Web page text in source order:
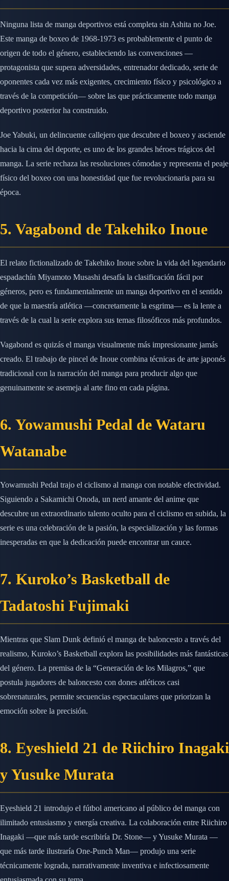
Ninguna lista de manga deportivos está completa sin Ashita no Joe.
Este manga de boxeo de 1968-1973 es probablemente el punto de
origen de todo el género, estableciendo las convenciones —
protagonista que supera adversidades, entrenador dedicado, serie de
oponentes cada vez más exigentes, crecimiento físico y psicológico a
través de la competición— sobre las que prácticamente todo manga
deportivo posterior ha construido.
Joe Yabuki, un delincuente callejero que descubre el boxeo y asciende
hacia la cima del deporte, es uno de los grandes héroes trágicos del
manga. La serie rechaza las resoluciones cómodas y representa el peaje
físico del boxeo con una honestidad que fue revolucionaria para su
época.
5. Vagabond de Takehiko Inoue
El relato fictionalizado de Takehiko Inoue sobre la vida del legendario
espadachín Miyamoto Musashi desafía la clasificación fácil por
géneros, pero es fundamentalmente un manga deportivo en el sentido
de que la maestría atlética —concretamente la esgrima— es la lente a
través de la cual la serie explora sus temas filosóficos más profundos.
Vagabond es quizás el manga visualmente más impresionante jamás
creado. El trabajo de pincel de Inoue combina técnicas de arte japonés
tradicional con la narración del manga para producir algo que
genuinamente se asemeja al arte fino en cada página.
6. Yowamushi Pedal de Wataru
Watanabe
Yowamushi Pedal trajo el ciclismo al manga con notable efectividad.
Siguiendo a Sakamichi Onoda, un nerd amante del anime que
descubre un extraordinario talento oculto para el ciclismo en subida, la
serie es una celebración de la pasión, la especialización y las formas
inesperadas en que la dedicación puede encontrar un cauce.
7. Kuroko’s Basketball de
Tadatoshi Fujimaki
Mientras que Slam Dunk definió el manga de baloncesto a través del
realismo, Kuroko’s Basketball explora las posibilidades más fantásticas
del género. La premisa de la “Generación de los Milagros,” que
postula jugadores de baloncesto con dones atléticos casi
sobrenaturales, permite secuencias espectaculares que priorizan la
emoción sobre la precisión.
8. Eyeshield 21 de Riichiro Inagaki
y Yusuke Murata
Eyeshield 21 introdujo el fútbol americano al público del manga con
ilimitado entusiasmo y energía creativa. La colaboración entre Riichiro
Inagaki —que más tarde escribiría Dr. Stone— y Yusuke Murata —
que más tarde ilustraría One-Punch Man— produjo una serie
técnicamente lograda, narrativamente inventiva e infectiosamente